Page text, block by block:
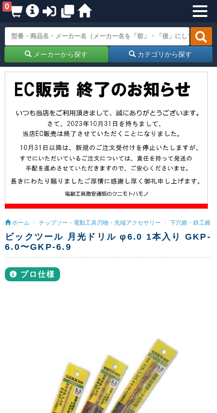
0
メーカーから探す カテゴリから探す
ホーム チップソー・電動工具刃物・先端アクセサリー 下穴錐・鉄工錐
ビックツール 月光ドリル φ6.0 1本入り GKP-
6.0〜GKP-6.9
プロ仕様